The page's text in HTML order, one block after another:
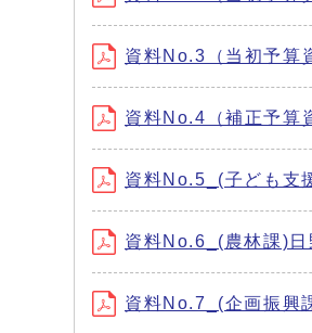
資料No.3（当初予算
資料No.4（補正予算
資料No.5_(子ども支
資料No.6_(農林課)
資料No.7_(企画振興